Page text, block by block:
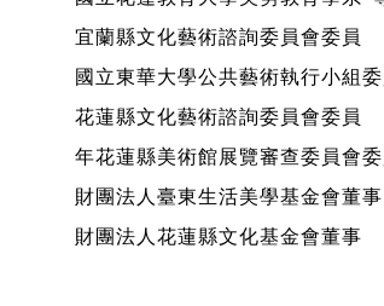
宜蘭縣文化藝術諮詢委員會委員
國立東華大學公共藝術執行小組委
花蓮縣文化藝術諮詢委員會委員
年花蓮縣美術館展覽審查委員會委
財團法人臺東生活美學基金會董事
財團法人花蓮縣文化基金會董事